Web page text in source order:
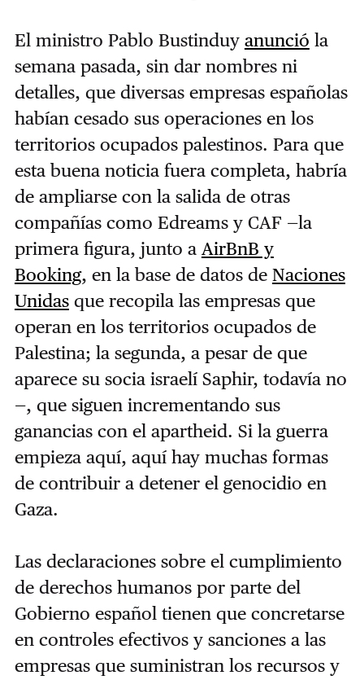
El ministro Pablo Bustinduy anunció la
semana pasada, sin dar nombres ni
detalles, que diversas empresas españolas
habían cesado sus operaciones en los
territorios ocupados palestinos. Para que
esta buena noticia fuera completa, habría
de ampliarse con la salida de otras
compañías como Edreams y CAF —la
primera figura, junto a AirBnB y
Booking, en la base de datos de Naciones
Unidasque recopila las empresas que
operan en los territorios ocupados de
Palestina; la segunda, a pesar de que
aparece su socia israelí Saphir, todavía no
—, que siguen incrementando sus
ganancias con el apartheid. Si la guerra
empieza aquí, aquí hay muchas formas
de contribuir a detener el genocidio en
Gaza.
Las declaraciones sobre el cumplimiento
de derechos humanos por parte del
Gobierno español tienen que concretarse
en controles efectivos y sanciones a las
empresas que suministran los recursos y